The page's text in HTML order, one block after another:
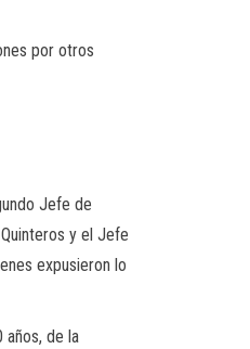
por otros
Jefe de
y el Jefe
expusieron lo
años, de la